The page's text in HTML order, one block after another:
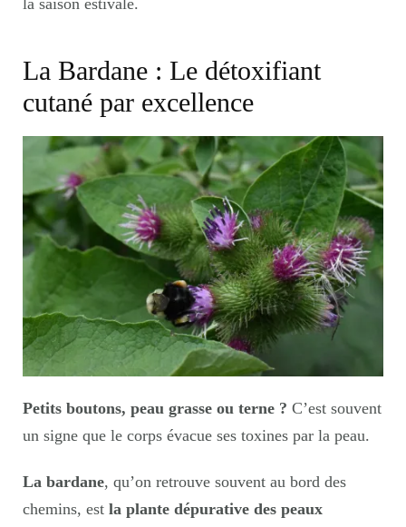
La Bardane : Le détoxifiant
cutané par excellence
Petits boutons, peau grasse ou terne ? C’est souvent
un signe que le corps évacue ses toxines par la peau.
La bardane, qu’on retrouve souvent au bord des
chemins, est la plante dépurative des peaux